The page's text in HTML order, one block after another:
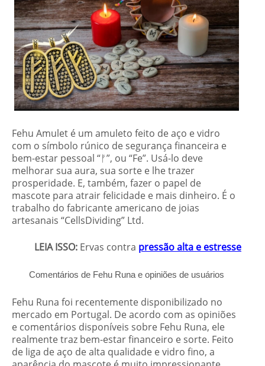
Fehu Amulet é um amuleto feito de aço e vidro
com o símbolo rúnico de segurança financeira e
bem-estar pessoal “ᚠ”, ou “Fe”. Usá-lo deve
melhorar sua aura, sua sorte e lhe trazer
prosperidade. E, também, fazer o papel de
mascote para atrair felicidade e mais dinheiro. É o
trabalho do fabricante americano de joias
artesanais “CellsDividing” Ltd.
LEIA ISSO: Ervas contra pressão alta e estresse
Comentários de Fehu Runa e opiniões de usuários
Fehu Runa foi recentemente disponibilizado no
mercado em Portugal. De acordo com as opiniões
e comentários disponíveis sobre Fehu Runa, ele
realmente traz bem-estar financeiro e sorte. Feito
de liga de aço de alta qualidade e vidro fino, a